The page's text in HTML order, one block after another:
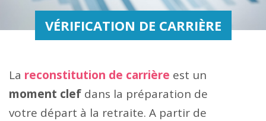
VÉRIFICATION DE CARRIÈRE
La reconstitution de carrière est un
moment clef dans la préparation de
votre départ à la retraite. A partir de